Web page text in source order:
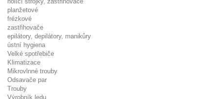
planžetové
frézkové
zastřihovače
epilátory, depilátory, manikůry
ústní hygiena
Velké spotřebiče
Klimatizace
Mikrovlnné trouby
Odsavače par
Trouby
Výrobník ledu